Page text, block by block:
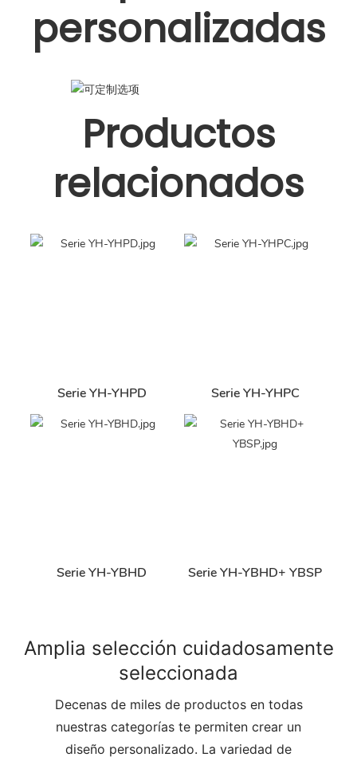
personalizadas
Productos
relacionados
Serie YH-YHPD Serie YH-YHPC
Serie YH-YBHD Serie YH-YBHD+ YBSP
Amplia selección cuidadosamente
seleccionada
Decenas de miles de productos en todas
nuestras categorías te permiten crear un
diseño personalizado. La variedad de